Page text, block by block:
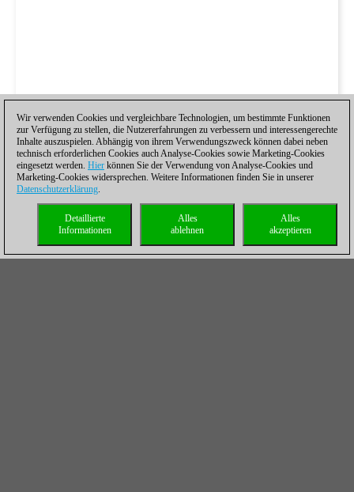
Wir verwenden Cookies und vergleichbare Technologien, um bestimmte Funktionen
zur Verfügung zu stellen, die Nutzererfahrungen zu verbessern und interessengerechte
Inhalte auszuspielen. Abhängig von ihrem Verwendungszweck können dabei neben
technisch erforderlichen Cookies auch Analyse-Cookies sowie Marketing-Cookies
eingesetzt werden. Hier können Sie der Verwendung von Analyse-Cookies und
Marketing-Cookies widersprechen. Weitere Informationen finden Sie in unserer
Datenschutzerklärung.
Alles
akzeptieren
Alles
ablehnen
Detaillierte
Informationen